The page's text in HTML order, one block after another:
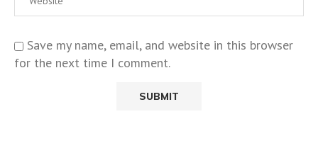
Save my name, email, and website in this browser
for the next time I comment.